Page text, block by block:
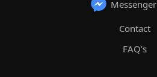
Messenger
Contact
FAQ’s